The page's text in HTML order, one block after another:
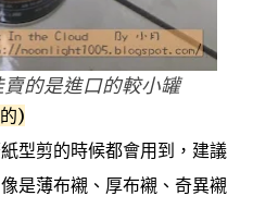
的是進口的較小罐
)
型剪的時候都會用到，建議
是薄布襯、厚布襯、奇異襯